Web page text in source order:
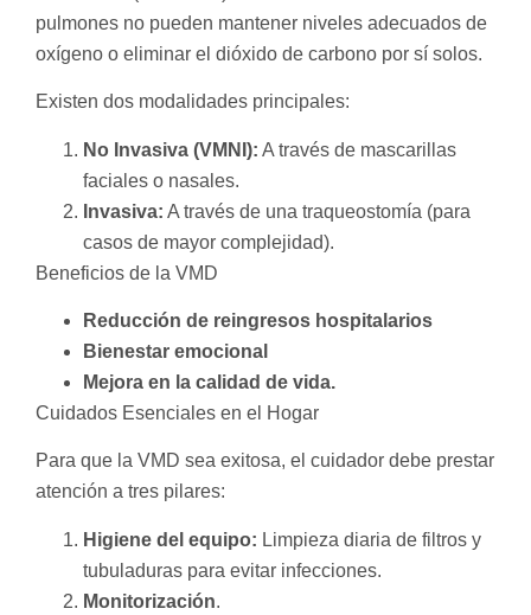
pulmones no pueden mantener niveles adecuados de
oxígeno o eliminar el dióxido de carbono por sí solos.
Existen dos modalidades principales:
No Invasiva (VMNI): A través de mascarillas
faciales o nasales.
Invasiva: A través de una traqueostomía (para
casos de mayor complejidad).
Beneficios de la VMD
Reducción de reingresos hospitalarios
Bienestar emocional
Mejora en la calidad de vida.
Cuidados Esenciales en el Hogar
Para que la VMD sea exitosa, el cuidador debe prestar
atención a tres pilares:
Higiene del equipo: Limpieza diaria de filtros y
tubuladuras para evitar infecciones.
Monitorización.